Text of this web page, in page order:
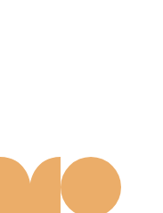
Beleid
Overal rookvrij